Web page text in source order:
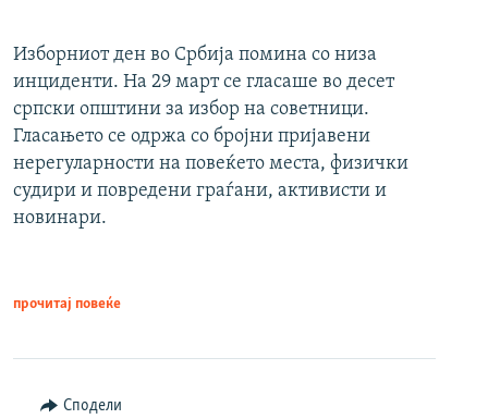
Изборниот ден во Србија помина со низа
инциденти. На 29 март се гласаше во десет
српски општини за избор на советници.
Гласањето се одржа со бројни пријавени
нерегуларности на повеќето места, физички
судири и повредени граѓани, активисти и
новинари.
прочитај повеќе
Сподели